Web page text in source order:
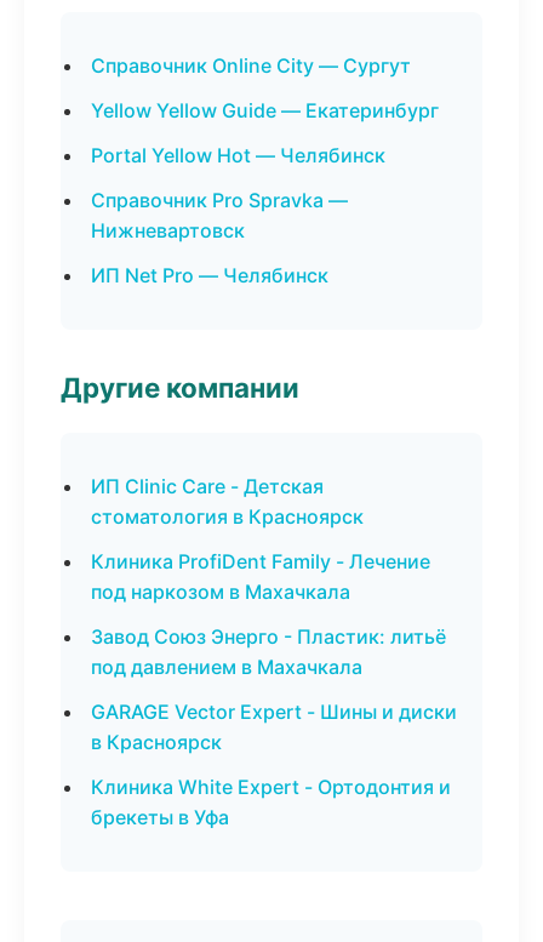
Справочник Online City — Сургут
Yellow Yellow Guide — Екатеринбург
Portal Yellow Hot — Челябинск
Справочник Pro Spravka —
Нижневартовск
ИП Net Pro — Челябинск
Другие компании
ИП Clinic Care - Детская
стоматология в Красноярск
Клиника ProfiDent Family - Лечение
под наркозом в Махачкала
Завод Союз Энерго - Пластик: литьё
под давлением в Махачкала
GARAGE Vector Expert - Шины и диски
в Красноярск
Клиника White Expert - Ортодонтия и
брекеты в Уфа